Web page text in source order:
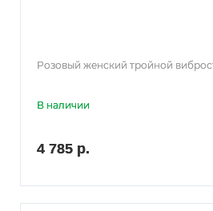
Розовый женский тройной
В наличии
4 785 р.